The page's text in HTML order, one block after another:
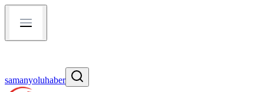
samanyoluhaber